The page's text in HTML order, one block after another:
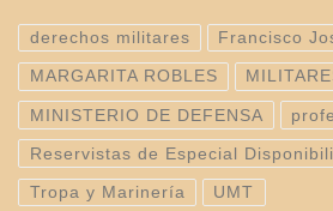
derechos militares Francisco
MARGARITA ROBLES
MINISTERIO DE DEFENSA
Reservistas de Especial
Tropa y Marinería UMT